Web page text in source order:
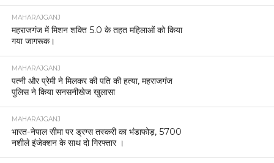
MAHARAJGANJ
महराजगंज में मिशन शक्ति 5.0 के तहत महिलाओं को किया
गया जागरूक।
MAHARAJGANJ
पत्नी और प्रेमी ने मिलकर की पति की हत्या, महराजगंज
पुलिस ने किया सनसनीखेज खुलासा
MAHARAJGANJ
भारत-नेपाल सीमा पर ड्रग्स तस्करी का भंडाफोड़, 5700
नशीले इंजेक्शन के साथ दो गिरफ्तार ।